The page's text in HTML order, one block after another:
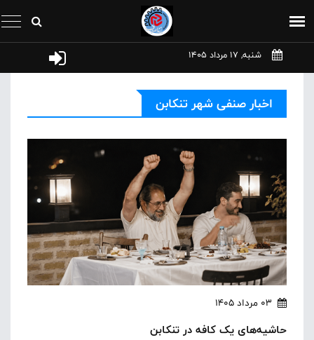
شنبه, 17 مرداد 1405
اخبار صنفی شهر تنکابن
03 مرداد 1405
حاشیه‌های یک کافه در تنکابن